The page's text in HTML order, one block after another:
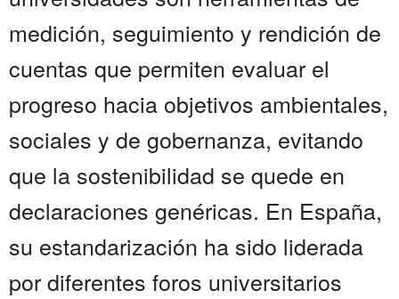
medición, seguimiento y rendición de
cuentas que permiten evaluar el
progreso hacia objetivos ambientales,
sociales y de gobernanza, evitando
que la sostenibilidad se quede en
declaraciones genéricas. En España,
su estandarización ha sido liderada
por diferentes foros universitarios